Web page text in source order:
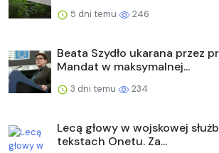
5 dni temu 246
Beata Szydło ukarana przez
Mandat w maksymalnej...
3 dni temu 234
Lecą głowy w wojskowej
tekstach Onetu. Za...